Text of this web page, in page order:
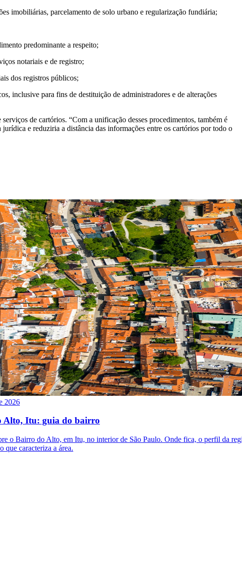
imobiliárias, parcelamento de solo urbano e regularização fundiária;
predominante a respeito;
notariais e de registro;
dos registros públicos;
inclusive para fins de destituição de administradores e de alterações
de cartórios. “Com a unificação desses procedimentos, também é
e reduziria a distância das informações entre os cartórios por todo o
2026
Alto, Itu: guia do bairro
o Bairro do Alto, em Itu, no interior de São Paulo. Onde fica, o perfil da
que caracteriza a área.